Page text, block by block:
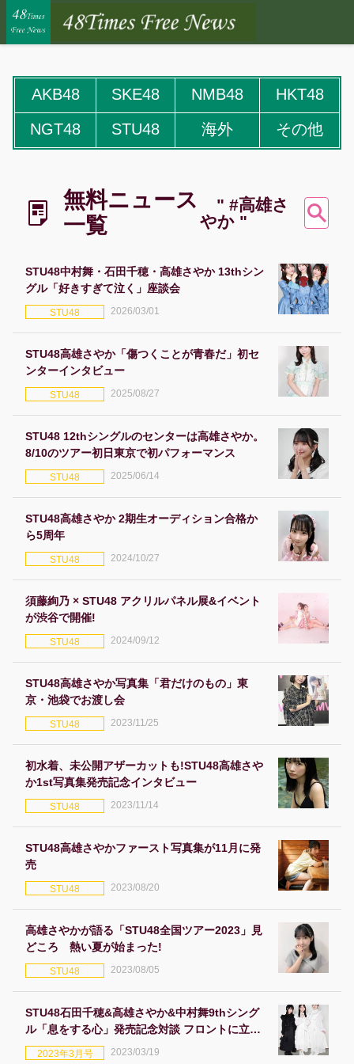
AKB48 SKE48 NMB48
HKT48
NGT48
STU48 海外 その他
無料ニュース
一覧
" #高雄さ
やか "
STU48中村舞・石田千穂・高雄さやか 13thシン
グル「好きすぎて泣く」座談会
STU48 2026/03/01
STU48高雄さやか「傷つくことが青春だ」初セ
ンターインタビュー
STU48 2025/08/27
STU48 12thシングルのセンターは高雄さやか。
8/10のツアー初日東京で初パフォーマンス
STU48 2025/06/14
STU48高雄さやか 2期生オーディション合格か
ら5周年
STU48 2024/10/27
須藤絢乃 × STU48 アクリルパネル展&イベント
が渋谷で開催!
STU48 2024/09/12
STU48高雄さやか写真集「君だけのもの」東
京・池袋でお渡し会
STU48 2023/11/25
初水着、未公開アザーカットも!STU48高雄さや
か1st写真集発売記念インタビュー
STU48 2023/11/14
STU48高雄さやかファースト写真集が11月に発
売
STU48 2023/08/20
高雄さやかが語る「STU48全国ツアー2023」見
どころ 熱い夏が始まった!
STU48 2023/08/05
STU48石田千穂&高雄さやか&中村舞9thシング
ル「息をする心」発売記念対談 フロントに立つ
思いを語り合う
2023年3月号 2023/03/19